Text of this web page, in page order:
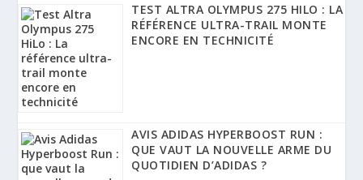
TEST ALTRA OLYMPUS 275 HILO : LA
RÉFÉRENCE ULTRA-TRAIL MONTE
ENCORE EN TECHNICITÉ
AVIS ADIDAS HYPERBOOST RUN :
QUE VAUT LA NOUVELLE ARME DU
QUOTIDIEN D’ADIDAS ?